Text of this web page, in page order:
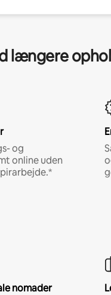
længere
og
online uden
nomader